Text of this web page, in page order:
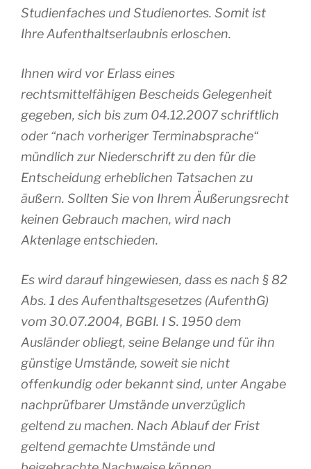
Studienfaches und Studienortes. Somit ist
Ihre Aufenthaltserlaubnis erloschen.
Ihnen wird vor Erlass eines
rechtsmittelfähigen Bescheids Gelegenheit
gegeben, sich bis zum 04.12.2007 schriftlich
oder “nach vorheriger Terminabsprache“
mündlich zur Niederschrift zu den für die
Entscheidung erheblichen Tatsachen zu
äußern. Sollten Sie von Ihrem Äußerungsrecht
keinen Gebrauch machen, wird nach
Aktenlage entschieden.
Es wird darauf hingewiesen, dass es nach § 82
Abs. 1 des Aufenthaltsgesetzes (AufenthG)
vom 30.07.2004, BGBI. I S. 1950 dem
Ausländer obliegt, seine Belange und für ihn
günstige Umstände, soweit sie nicht
offenkundig oder bekannt sind, unter Angabe
nachprüfbarer Umstände unverzüglich
geltend zu machen. Nach Ablauf der Frist
geltend gemachte Umstände und